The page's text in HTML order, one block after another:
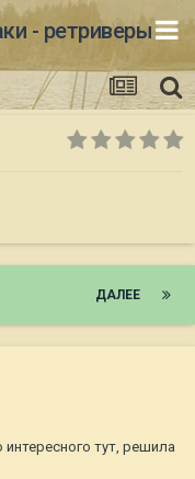
- ретриверы
ДАЛЕЕ
тут, решила